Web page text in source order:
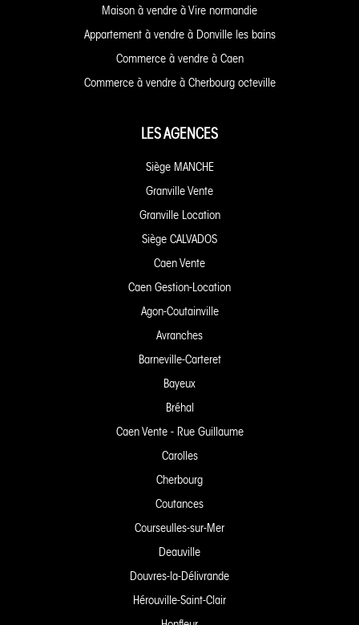
Maison à vendre à Vire normandie
Appartement à vendre à Donville les bains
Commerce à vendre à Caen
Commerce à vendre à Cherbourg octeville
LES AGENCES
Siège MANCHE
Granville Vente
Granville Location
Siège CALVADOS
Caen Vente
Caen Gestion-Location
Agon-Coutainville
Avranches
Barneville-Carteret
Bayeux
Bréhal
Caen Vente - Rue Guillaume
Carolles
Cherbourg
Coutances
Courseulles-sur-Mer
Deauville
Douvres-la-Délivrande
Hérouville-Saint-Clair